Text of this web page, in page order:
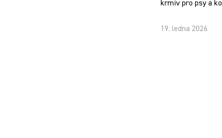
krmiv pro psy a
19. ledna 2026